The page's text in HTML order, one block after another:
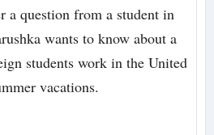
a question from a student in
wants to know about a
students work in the United
vacations.